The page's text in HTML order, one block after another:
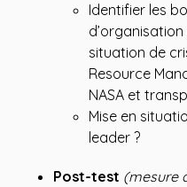
Identifier les
situation de
Resource
NASA et
Mise en
leader ?
Post-test (mesure